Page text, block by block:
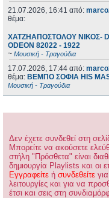
21.07.2026, 16:41 από:
θέμα:
ΧΑΤΖΗΑΠΟΣΤΟΛΟΥ ΝΙΚΟΣ-
ODEON 82022 - 1922
~ Μουσική - Τραγούδια
17.07.2026, 17:44 από:
θέμα: ΒΕΜΠΟ ΣΟΦΙΑ HIS
Μουσική - Τραγούδια
Δεν έχετε συνδεθεί στη
Μπορείτε να ακούσετε
στήλη "Πρόσθετα" είναι
δημιουργία Playlists και οι
Εγγραφείτε ή συνδεθείτε
λειτουργίες και για να
έτσι και σεις στη